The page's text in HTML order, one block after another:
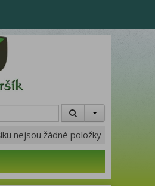
nejsou žádné položky